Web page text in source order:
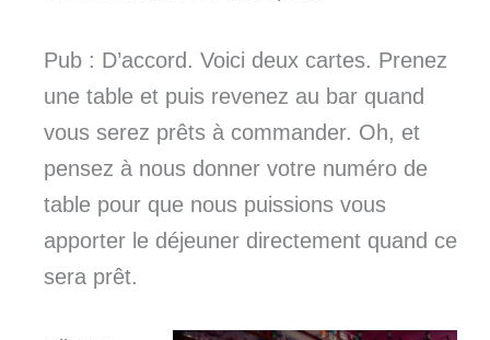
Pub : D’accord. Voici deux cartes. Prenez
une table et puis revenez au bar quand
vous serez prêts à commander. Oh, et
pensez à nous donner votre numéro de
table pour que nous puissions vous
apporter le déjeuner directement quand ce
sera prêt.